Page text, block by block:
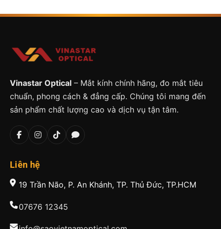
4.455.000 ₫.
Vinastar Optical – Mắt kính chính hãng, đo mắt tiêu
chuẩn, phong cách & đẳng cấp. Chúng tôi mang đến
sản phẩm chất lượng cao và dịch vụ tận tâm.
Liên hệ
19 Trần Não, P. An Khánh, TP. Thủ Đức, TP.HCM
07676 12345